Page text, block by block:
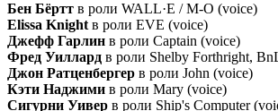
Бен Бёртт в роли WALL·E / M-O (voice)
Elissa Knight в роли EVE (voice)
Джефф Гарлин в роли Captain (voice)
Фред Уиллард в роли Shelby Forthright,
Джон Ратценбергер в роли John (voice)
Кэти Наджими в роли Mary (voice)
Сигурни Уивер в роли Ship's Computer